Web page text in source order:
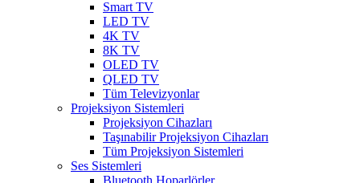
Smart TV
LED TV
4K TV
8K TV
OLED TV
QLED TV
Tüm Televizyonlar
Projeksiyon Sistemleri
Projeksiyon Cihazları
Taşınabilir Projeksiyon Cihazları
Tüm Projeksiyon Sistemleri
Ses Sistemleri
Bluetooth Hoparlörler